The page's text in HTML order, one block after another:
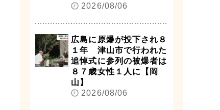
2026/08/06
広島に原爆が投下され８
１年 津山市で行われた
追悼式に参列の被爆者は
８７歳女性１人に【岡
山】
2026/08/06